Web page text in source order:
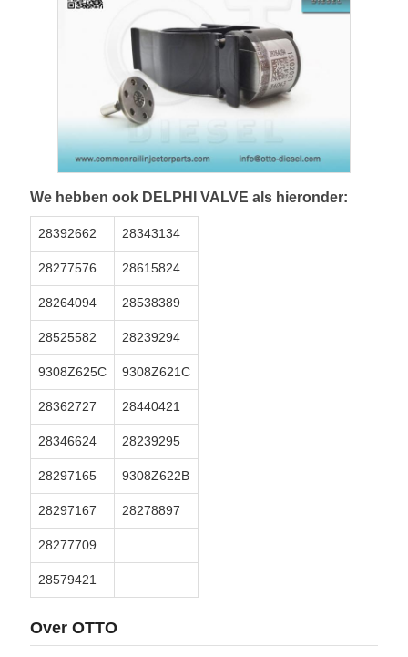
We hebben ook DELPHI VALVE als hieronder:
28392662 28343134
28277576 28615824
28264094 28538389
28525582 28239294
9308Z625C 9308Z621C
28362727 28440421
28346624 28239295
28297165 9308Z622B
28297167 28278897
28277709
28579421
Over OTTO